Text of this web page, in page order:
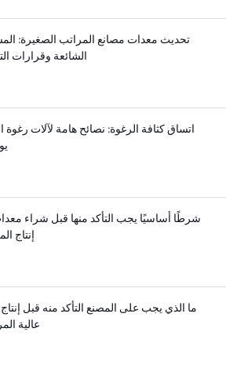
تحديث معدات مصانع المراتب الصغيرة:
الشائعة وقرارات
اتساق كثافة الرغوة: نصائح هامة لآلات رغوة
إنتاج
ما الذي يجب على المصنع التأكد منه قبل
عالية